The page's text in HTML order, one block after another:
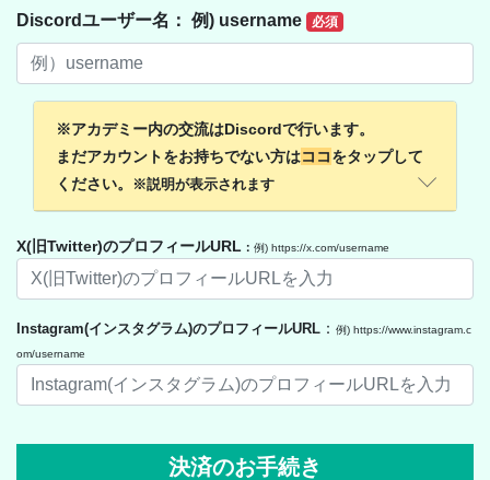
Discordユーザー名： 例) username 必須
※アカデミー内の交流はDiscordで行います。
まだアカウントをお持ちでない方はココをタップして
ください。
※説明が表示されます
X(旧Twitter)のプロフィールURL ： 例) https://x.com/username
Instagram(インスタグラム)のプロフィールURL ： 例) https://www.instagram.c
om/username
決済のお手続き